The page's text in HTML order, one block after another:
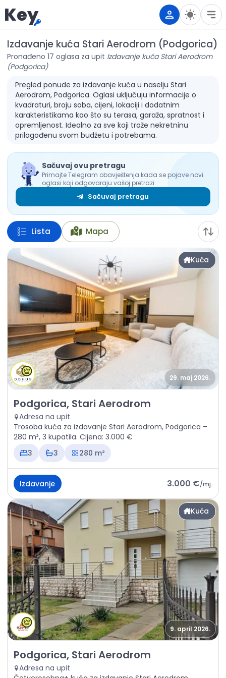
Key
Izdavanje kuća Stari Aerodrom (Podgorica)
Pronađeno 17 oglasa za upit Izdavanje kuća Stari Aerodrom
(Podgorica)
Pregled ponude za izdavanje kuća u naselju Stari
Aerodrom, Podgorica. Oglasi uključuju informacije o
kvadraturi, broju soba, cijeni, lokaciji i dodatnim
karakteristikama kao što su terasa, garaža, spratnost i
opremljenost. Idealno za sve koji traže nekretninu
prilagođenu svom budžetu i potrebama.
Sačuvaj ovu pretragu
Primajte Telegram obavještenja kada se pojave novi
oglasi koji odgovaraju vašoj pretrazi.
Sačuvaj pretragu
Lista Mapa
Kuća
29. maj 2026.
Izdavanje - Kuća Podgorica, Stari Aerodrom
Podgorica, Stari Aerodrom
Adresa na upit
Trosoba kuća za izdavanje Stari Aerodrom, Podgorica –
280 m², 3 kupatila. Cijena: 3.000 €
3
3 280 m²
Izdavanje 3.000 €/mj.
Kuća
9. april 2026.
Izdavanje - Kuća Podgorica, Stari Aerodrom
Podgorica, Stari Aerodrom
Adresa na upit